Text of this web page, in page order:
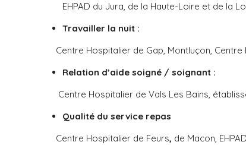
EHPAD du Jura, de la Haute-Loire et de la
Travailler la nuit :
Centre Hospitalier de Gap, Montluçon,
Relation d’aide soigné / soignant :
Centre Hospitalier de Vals Les Bains,
Qualité du service repas
Centre Hospitalier de Feurs, de Macon,